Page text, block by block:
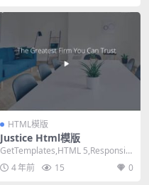
HTML模版
Justice Html模版
GetTemplates,HTML 5,Responsiv
e, 2 Column...
4 年前 15 0